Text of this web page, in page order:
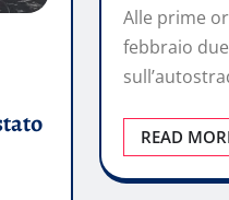
Alle prime
febbraio
READ